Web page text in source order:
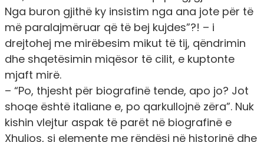
Nga buron gjithë ky insistim nga ana jote për të
më paralajmëruar që të bej kujdes”?! – i
drejtohej me mirëbesim mikut të tij, qëndrimin
dhe shqetësimin miqësor të cilit, e kuptonte
mjaft mirë.
– “Po, thjesht për biografinë tende, apo jo? Jot
shoqe është italiane e, po qarkullojnë zëra”. Nuk
kishin vlejtur aspak të parët në biografinë e
Xhulios, si elemente me rëndësi në historinë dhe